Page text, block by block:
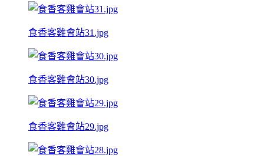
食香客雞會站31.jpg
食香客雞會站30.jpg
食香客雞會站29.jpg